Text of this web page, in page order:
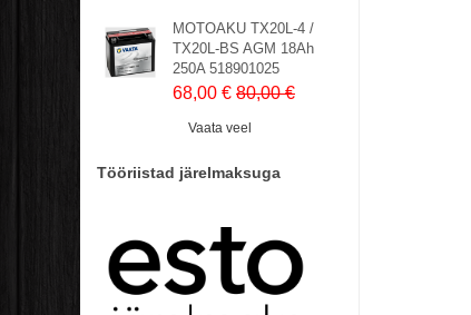
MOTOAKU TX20L-4 /
TX20L-BS AGM 18Ah
250A 518901025
68,00 € 80,00 €
Vaata veel
Tööriistad järelmaksuga